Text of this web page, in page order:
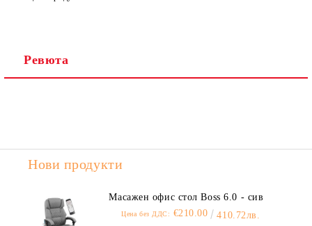
Ревюта
Нови продукти
Масажен офис стол Boss 6.0 - сив
Цена без ДДС: €210.00 410.72лв.